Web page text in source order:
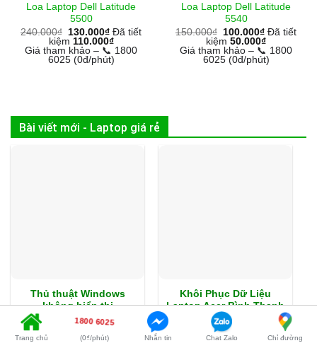
Loa Laptop Dell Latitude
5500
240.000₫ 130.000₫ Đã tiết
kiệm 110.000₫
Giá tham khảo – 📞 1800
6025 (0đ/phút)
Loa Laptop Dell Latitude
5540
150.000₫ 100.000₫ Đã tiết
kiệm 50.000₫
Giá tham khảo – 📞 1800
6025 (0đ/phút)
Bài viết mới - Laptop giá rẻ
Thủ thuật Windows
không hiển thị
thumbnail – Xử lý tại
Khôi Phục Dữ Liệu
Laptop Acer Bình Thạnh
– Dịch vụ cứu data
nhanh
Trang chủ
1800 6025
(0₫/phút) Nhắn tin Chat Zalo Chỉ đường